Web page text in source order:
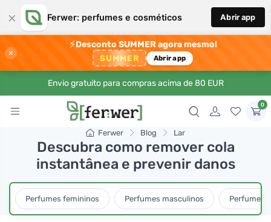
× Ferwer: perfumes e cosméticos Abrir app
×
⚡Desconto SUMMER agora mesmo!
SUMMER Abrir app
Envio gratuito para compras acima de 80 EUR
0
Ferwer Blog Lar
Descubra como remover cola
instantânea e prevenir danos
Perfumes femininos Perfumes masculinos Perfumes